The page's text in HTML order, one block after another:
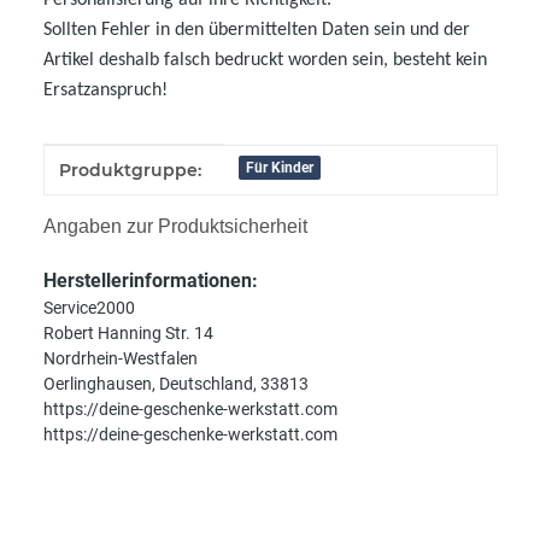
Sollten Fehler in den übermittelten Daten sein und der
Artikel deshalb falsch bedruckt worden sein, besteht kein
Ersatzanspruch!
Produkteigenschaft
Wert
Produktgruppe: Für Kinder
Angaben zur Produktsicherheit
Herstellerinformationen:
Service2000
Robert Hanning Str. 14
Nordrhein-Westfalen
Oerlinghausen, Deutschland, 33813
https://deine-geschenke-werkstatt.com
https://deine-geschenke-werkstatt.com